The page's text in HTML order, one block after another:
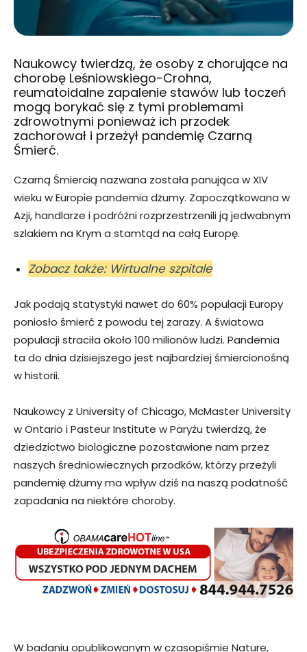
Naukowcy twierdzą, że osoby z chorujące na
chorobę Leśniowskiego-Crohna,
reumatoidalne zapalenie stawów lub toczeń
mogą borykać się z tymi problemami
zdrowotnymi ponieważ ich przodek
zachorował i przeżył pandemię Czarną
Śmierć.
Czarną Śmiercią nazwana została panująca w XIV
wieku w Europie pandemia dżumy. Zapoczątkowana w
Azji, handlarze i podróżni rozprzestrzenili ją jedwabnym
szlakiem na Krym a stamtąd na całą Europę.
Zobacz także: Wirtualne szpitale
Jak podają statystyki nawet do 60% populacji Europy
poniosło śmierć z powodu tej zarazy. A światowa
populacji straciła około 100 milionów ludzi. Pandemia
ta do dnia dzisiejszego jest najbardziej śmiercionośną
w historii.
Naukowcy z University of Chicago, McMaster University
w Ontario i Pasteur Institute w Paryżu twierdzą, że
dziedzictwo biologiczne pozostawione nam przez
naszych średniowiecznych przodków, którzy przeżyli
pandemię dżumy ma wpływ dziś na naszą podatność
zapadania na niektóre choroby.
W badaniu opublikowanym w czasopiśmie Nature,